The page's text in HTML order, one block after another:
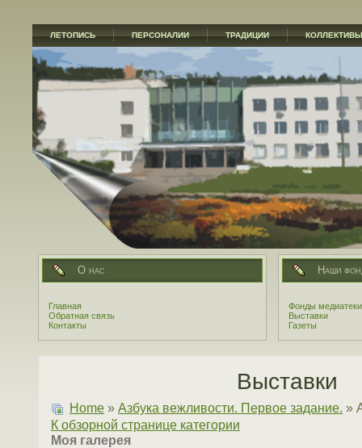
ЛЕТОПИСЬ ПЕРСОНАЛИИ ТРАДИЦИИ КОЛЛЕКТИВЫ
О нас
Главная
Обратная связь
Контакты
Наши
Фонды медиатеки
Выставки
Газеты
Выставки
Home » Азбука вежливости. Первое задание. »
К обзорной странице категории
Моя галерея